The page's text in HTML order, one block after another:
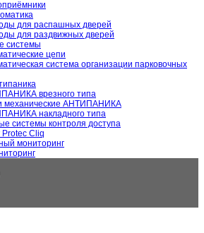
для распашных дверей
для раздвижных дверей
системы
цепи
система организации парковочных
врезного типа
механические АНТИПАНИКА
накладного типа
системы контроля доступа
Protec Cliq
мониторинг